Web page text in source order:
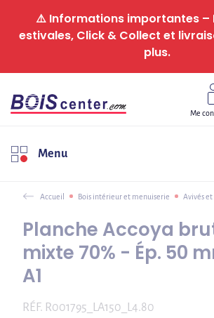
⚠️ Informations importantes –
estivales, Click & Collect et
plus.
Me
Menu
Accueil Bois intérieur et menuiserie Avivés
Planche Accoya
mixte 70% - Ép. 50
A1
RÉF. R001795_LA150_L4.80